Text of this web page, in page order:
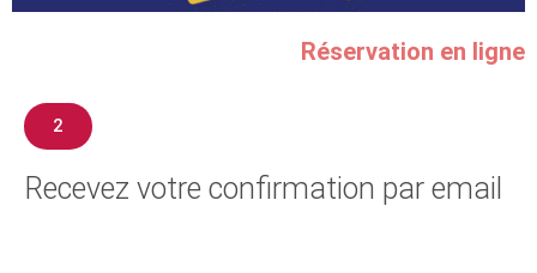
Réservation en ligne
2
Recevez votre confirmation par email